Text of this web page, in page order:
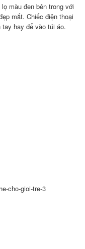
màu đen bên trong với
mắt. Chiếc điện thoại
tay hay để vào túi áo.